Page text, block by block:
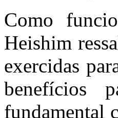
Como
Heishim
exercidas
benefícios
fundamental